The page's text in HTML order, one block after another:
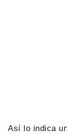
Así lo indica